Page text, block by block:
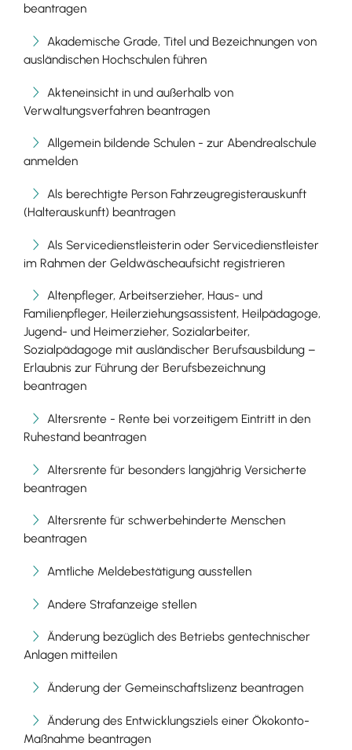
beantragen
Akademische Grade, Titel und Bezeichnungen von
ausländischen Hochschulen führen
Akteneinsicht in und außerhalb von
Verwaltungsverfahren beantragen
Allgemein bildende Schulen - zur Abendrealschule
anmelden
Als berechtigte Person Fahrzeugregisterauskunft
(Halterauskunft) beantragen
Als Servicedienstleisterin oder Servicedienstleister
im Rahmen der Geldwäscheaufsicht registrieren
Altenpfleger, Arbeitserzieher, Haus- und
Familienpfleger, Heilerziehungsassistent, Heilpädagoge,
Jugend- und Heimerzieher, Sozialarbeiter,
Sozialpädagoge mit ausländischer Berufsausbildung –
Erlaubnis zur Führung der Berufsbezeichnung
beantragen
Altersrente - Rente bei vorzeitigem Eintritt in den
Ruhestand beantragen
Altersrente für besonders langjährig Versicherte
beantragen
Altersrente für schwerbehinderte Menschen
beantragen
Amtliche Meldebestätigung ausstellen
Andere Strafanzeige stellen
Änderung bezüglich des Betriebs gentechnischer
Anlagen mitteilen
Änderung der Gemeinschaftslizenz beantragen
Änderung des Entwicklungsziels einer Ökokonto-
Maßnahme beantragen